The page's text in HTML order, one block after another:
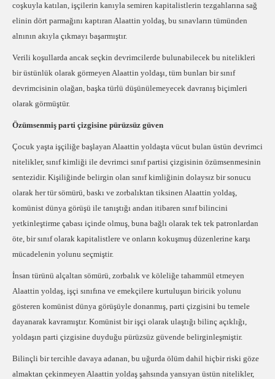
coşkuyla katılan, işçilerin kanıyla semiren kapitalistlerin tezgahlarına sağ
elinin dört parmağını kaptıran Alaattin yoldaş, bu sınavların tümünden
alnının akıyla çıkmayı başarmıştır.
Verili koşullarda ancak seçkin devrimcilerde bulunabilecek bu nitelikleri
bir üstünlük olarak görmeyen Alaattin yoldaşı, tüm bunları bir sınıf
devrimcisinin olağan, başka türlü düşünülemeyecek davranış biçimleri
olarak görmüştür.
Özümsenmiş parti çizgisine pürüzsüz güven
Çocuk yaşta işçiliğe başlayan Alaattin yoldaşta vücut bulan üstün devrimci
nitelikler, sınıf kimliği ile devrimci sınıf partisi çizgisinin özümsenmesinin
sentezidir. Kişiliğinde belirgin olan sınıf kimliğinin dolaysız bir sonucu
olarak her tür sömürü, baskı ve zorbalıktan tiksinen Alaattin yoldaş,
komünist dünya görüşü ile tanıştığı andan itibaren sınıf bilincini
yetkinleştirme çabası içinde olmuş, buna bağlı olarak tek tek patronlardan
öte, bir sınıf olarak kapitalistlere ve onların kokuşmuş düzenlerine karşı
mücadelenin yolunu seçmiştir.
İnsan türünü alçaltan sömürü, zorbalık ve köleliğe tahammül etmeyen
Alaattin yoldaş, işçi sınıfına ve emekçilere kurtuluşun biricik yolunu
gösteren komünist dünya görüşüyle donanmış, parti çizgisini bu temele
dayanarak kavramıştır. Komünist bir işçi olarak ulaştığı bilinç açıklığı,
yoldaşın parti çizgisine duyduğu pürüzsüz güvende belirginleşmiştir.
Bilinçli bir tercihle davaya adanan, bu uğurda ölüm dahil hiçbir riski göze
almaktan çekinmeyen Alaattin yoldaş şahsında yansıyan üstün nitelikler,